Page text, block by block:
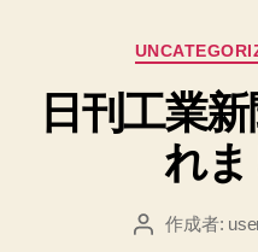
日刊工業
れま
投
作成者: